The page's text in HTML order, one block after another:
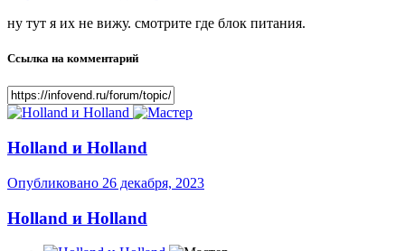
ну тут я их не вижу. смотрите где блок питания.
Ссылка на комментарий
Holland и Holland
Опубликовано 26 декабря, 2023
Holland и Holland